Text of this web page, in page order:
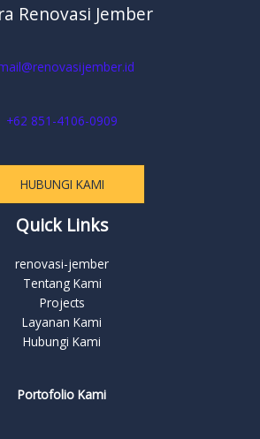
Renovasi Jember
+62 851-4106-0909
HUBUNGI KAMI
Quick Links
renovasi-jember
Tentang Kami
Projects
Layanan Kami
Hubungi Kami
Portofolio Kami